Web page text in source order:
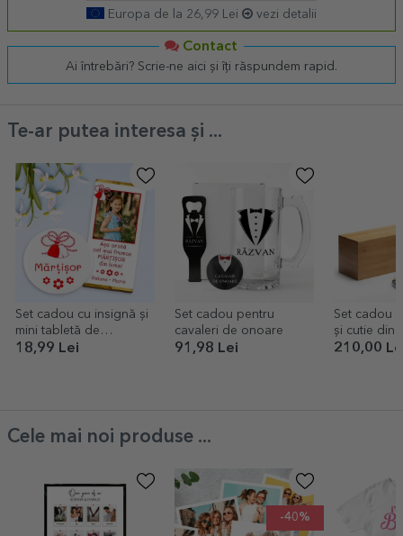
Europa de la 26,99 Lei vezi detalii
Contact
Ai întrebări? Scrie-ne aici și îți răspundem rapid.
Te-ar putea interesa și ...
Set cadou cu insignă și
mini tabletă de
ciocolată personalizată
18,99 Lei
Set cadou pentru
cavaleri de onoare
91,98 Lei
Set cadou
și cutie din
accesorii
210,00
Cele mai noi produse ...
-40%